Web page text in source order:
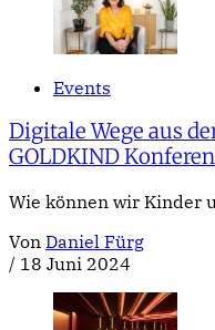
Events
Digitale Wege aus
GOLDKIND
Wie können wir Kinder
Von Daniel Fürg
/ 18 Juni 2024